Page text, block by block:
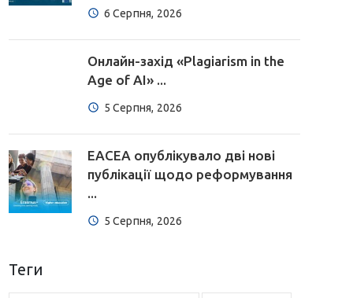
6 Серпня, 2026
Онлайн-захід «Plagiarism in the
Age of AI» ...
5 Серпня, 2026
EACEA опублікувало дві нові
публікації щодо реформування
...
5 Серпня, 2026
Теги